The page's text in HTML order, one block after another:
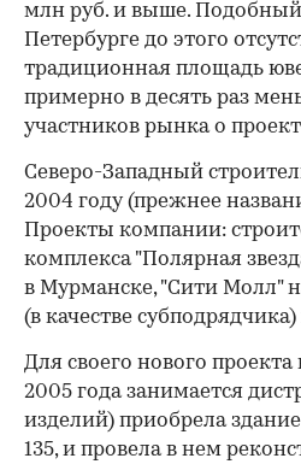
млн руб. и выше.
Петербурге до этого
традиционная площадь
примерно в десять раз
участников рынка о
Северо-Западный
2004 году (прежнее
Проекты компании:
комплекса "Полярная
в Мурманске, "Сити Молл"
(в каче­стве субподрядчика)
Для своего нового
2005 года занимается
изделий) приобрела
135, и провела в нем